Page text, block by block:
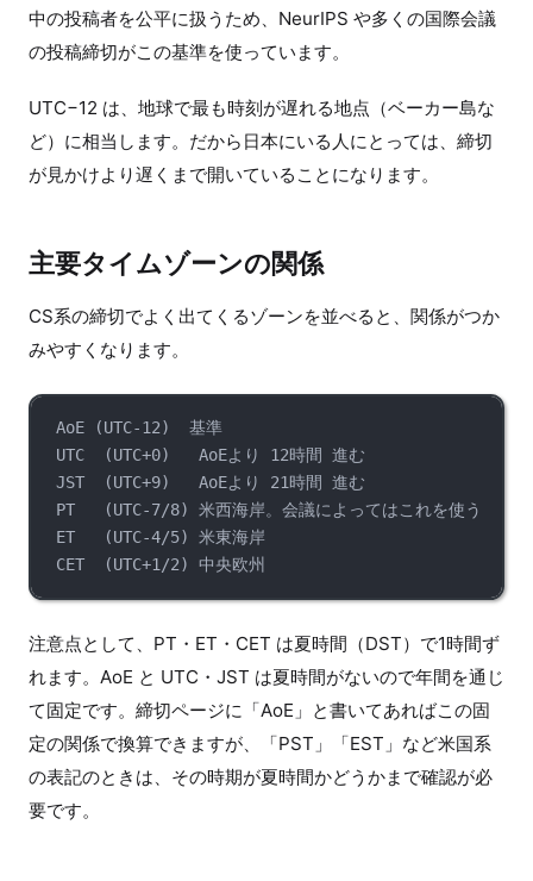
中の投稿者を公平に扱うため、NeurIPS や多くの国際会議
の投稿締切がこの基準を使っています。
UTC−12 は、地球で最も時刻が遅れる地点（ベーカー島な
ど）に相当します。だから日本にいる人にとっては、締切
が見かけより遅くまで開いていることになります。
主要タイムゾーンの関係
CS系の締切でよく出てくるゾーンを並べると、関係がつか
みやすくなります。
AoE (UTC-12)  基準
UTC  (UTC+0)   AoEより 12時間 進む
JST  (UTC+9)   AoEより 21時間 進む
PT   (UTC-7/8) 米西海岸。会議によってはこれを使う
ET   (UTC-4/5) 米東海岸
CET  (UTC+1/2) 中央欧州
注意点として、PT・ET・CET は夏時間（DST）で1時間ず
れます。AoE と UTC・JST は夏時間がないので年間を通じ
て固定です。締切ページに「AoE」と書いてあればこの固
定の関係で換算できますが、「PST」「EST」など米国系
の表記のときは、その時期が夏時間かどうかまで確認が必
要です。